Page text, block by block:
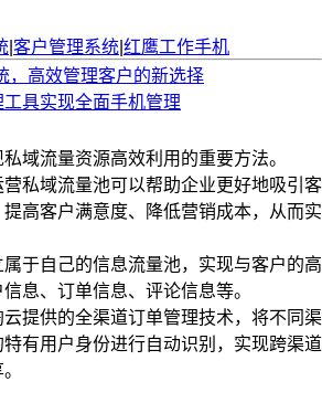
客户管理系统 红鹰工作手机
，高效管理客户的新选择
具实现全面手机管理
域流量资源高效利用的重要方法。
私域流量池可以帮助企业更好地吸引客
高客户满意度、降低营销成本，从而实
于自己的信息流量池，实现与客户的高
息、订单信息、评论信息等。
提供的全渠道订单管理技术，将不同渠
有用户身份进行自动识别，实现跨渠道